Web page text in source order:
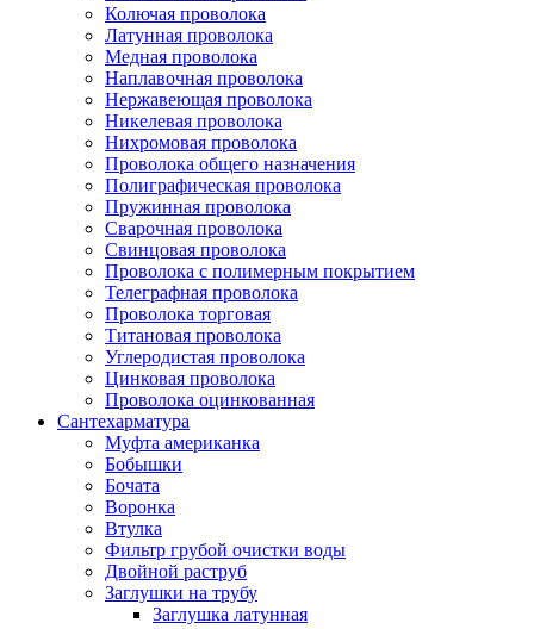
Колючая проволока
Латунная проволока
Медная проволока
Наплавочная проволока
Нержавеющая проволока
Никелевая проволока
Нихромовая проволока
Проволока общего назначения
Полиграфическая проволока
Пружинная проволока
Сварочная проволока
Свинцовая проволока
Проволока с полимерным покрытием
Телеграфная проволока
Проволока торговая
Титановая проволока
Углеродистая проволока
Цинковая проволока
Проволока оцинкованная
Сантехарматура
Муфта американка
Бобышки
Бочата
Воронка
Втулка
Фильтр грубой очистки воды
Двойной раструб
Заглушки на трубу
Заглушка латунная